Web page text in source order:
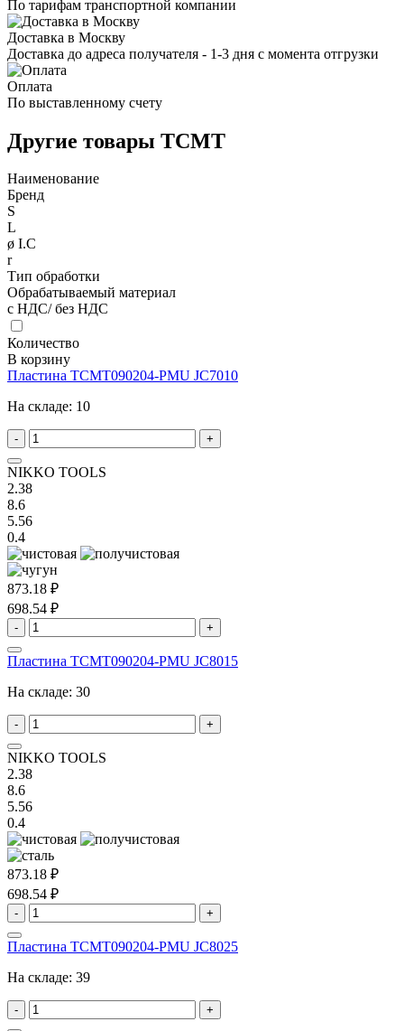
По тарифам транспортной компании
Доставка в Москву
Доставка до адреса получателя - 1-3 дня с момента отгрузки
Оплата
По выставленному счету
Другие товары TCMT
Наименование
Бренд
S
L
ø I.C
r
Тип обработки
Обрабатываемый материал
с НДС/ без НДС
Количество
В корзину
Пластина TCMT090204-PMU JC7010
На складе: 10
- +
NIKKO TOOLS
2.38
8.6
5.56
0.4
873.18 ₽
698.54 ₽
- +
Пластина TCMT090204-PMU JC8015
На складе: 30
- +
NIKKO TOOLS
2.38
8.6
5.56
0.4
873.18 ₽
698.54 ₽
- +
Пластина TCMT090204-PMU JC8025
На складе: 39
- +